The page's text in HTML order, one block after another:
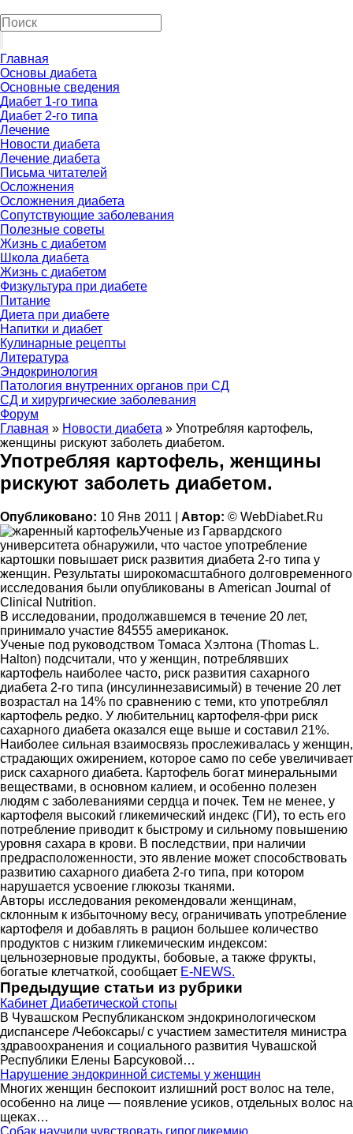
Главная
Основы диабета
Основные сведения
Диабет 1-го типа
Диабет 2-го типа
Лечение
Новости диабета
Лечение диабета
Письма читателей
Осложнения
Осложнения диабета
Сопутствующие заболевания
Полезные советы
Жизнь с диабетом
Школа диабета
Жизнь с диабетом
Физкультура при диабете
Питание
Диета при диабете
Напитки и диабет
Кулинарные рецепты
Литература
Эндокринология
Патология внутренних органов при СД
СД и хирургические заболевания
Форум
Главная » Новости диабета » Употребляя картофель,
женщины рискуют заболеть диабетом.
Употребляя картофель, женщины
рискуют заболеть диабетом.
Опубликовано: 10 Янв 2011 | Автор: © WebDiabet.Ru
Ученые из Гарвардского
университета обнаружили, что частое употребление
картошки повышает риск развития диабета 2-го типа у
женщин. Результаты широкомасштабного долговременного
исследования были опубликованы в American Journal of
Clinical Nutrition.
В исследовании, продолжавшемся в течение 20 лет,
принимало участие 84555 американок.
Ученые под руководством Томаса Хэлтона (Thomas L.
Halton) подсчитали, что у женщин, потреблявших
картофель наиболее часто, риск развития сахарного
диабета 2-го типа (инсулиннезависимый) в течение 20 лет
возрастал на 14% по сравнению с теми, кто употреблял
картофель редко. У любительниц картофеля-фри риск
сахарного диабета оказался еще выше и составил 21%.
Наиболее сильная взаимосвязь прослеживалась у женщин,
страдающих ожирением, которое само по себе увеличивает
риск сахарного диабета. Картофель богат минеральными
веществами, в основном калием, и особенно полезен
людям с заболеваниями сердца и почек. Тем не менее, у
картофеля высокий гликемический индекс (ГИ), то есть его
потребление приводит к быстрому и сильному повышению
уровня сахара в крови. В последствии, при наличии
предрасположенности, это явление может способствовать
развитию сахарного диабета 2-го типа, при котором
нарушается усвоение глюкозы тканями.
Авторы исследования рекомендовали женщинам,
склонным к избыточному весу, ограничивать употребление
картофеля и добавлять в рацион большее количество
продуктов с низким гликемическим индексом:
цельнозерновые продукты, бобовые, а также фрукты,
богатые клетчаткой, сообщает E-NEWS.
Предыдущие статьи из рубрики
Кабинет Диабетической стопы
В Чувашском Республиканском эндокринологическом
диспансере /Чебоксары/ с участием заместителя министра
здравоохранения и социального развития Чувашской
Республики Елены Барсуковой…
Нарушение эндокринной системы у женщин
Многих женщин беспокоит излишний рост волос на теле,
особенно на лице — появление усиков, отдельных волос на
щеках…
Собак научили чувствовать гипогликемию